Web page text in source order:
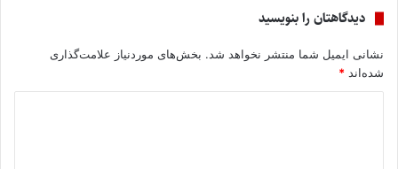
دیدگاهتان را بنویسید
نشانی ایمیل شما منتشر نخواهد شد. بخش‌های موردنیاز علامت‌گذاری
شده‌اند *